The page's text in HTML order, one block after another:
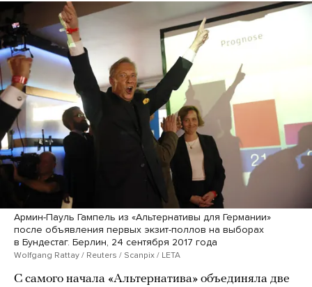
Армин-Пауль Гампель из «Альтернативы для Германии»
после объявления первых экзит-поллов на выборах
в Бундестаг. Берлин, 24 сентября 2017 года
Wolfgang Rattay / Reuters / Scanpix / LETA
С самого начала «Альтернатива» объединяла две